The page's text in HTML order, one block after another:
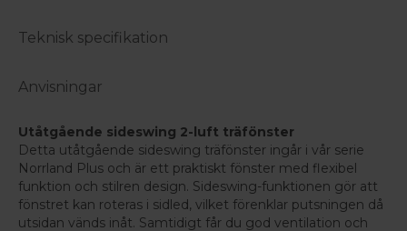
Teknisk specifikation
Anvisningar
Utåtgående sideswing 2-luft träfönster
Detta utåtgående sideswing träfönster ingår i vår serie
Norrland Plus och är ett praktiskt fönster med flexibel
funktion och stilren design. Sideswing-funktionen gör att
fönstret kan roteras i sidled, vilket förenklar putsningen då
utsidan vänds inåt. Samtidigt får du god ventilation och